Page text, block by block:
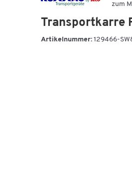
zum
Transportkarre
Artikelnummer: 129466-